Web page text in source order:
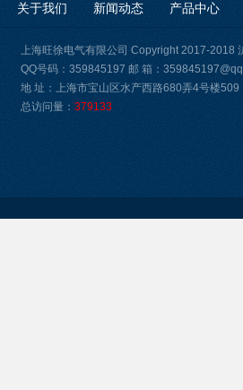
关于我们 新闻动态 产品中心
上海旺徐电气有限公司 Copyright 2017-2018
QQ号码：359845197 邮 箱：
地 址：上海市宝山区水产西路680弄4号楼509
总访问量： 379133